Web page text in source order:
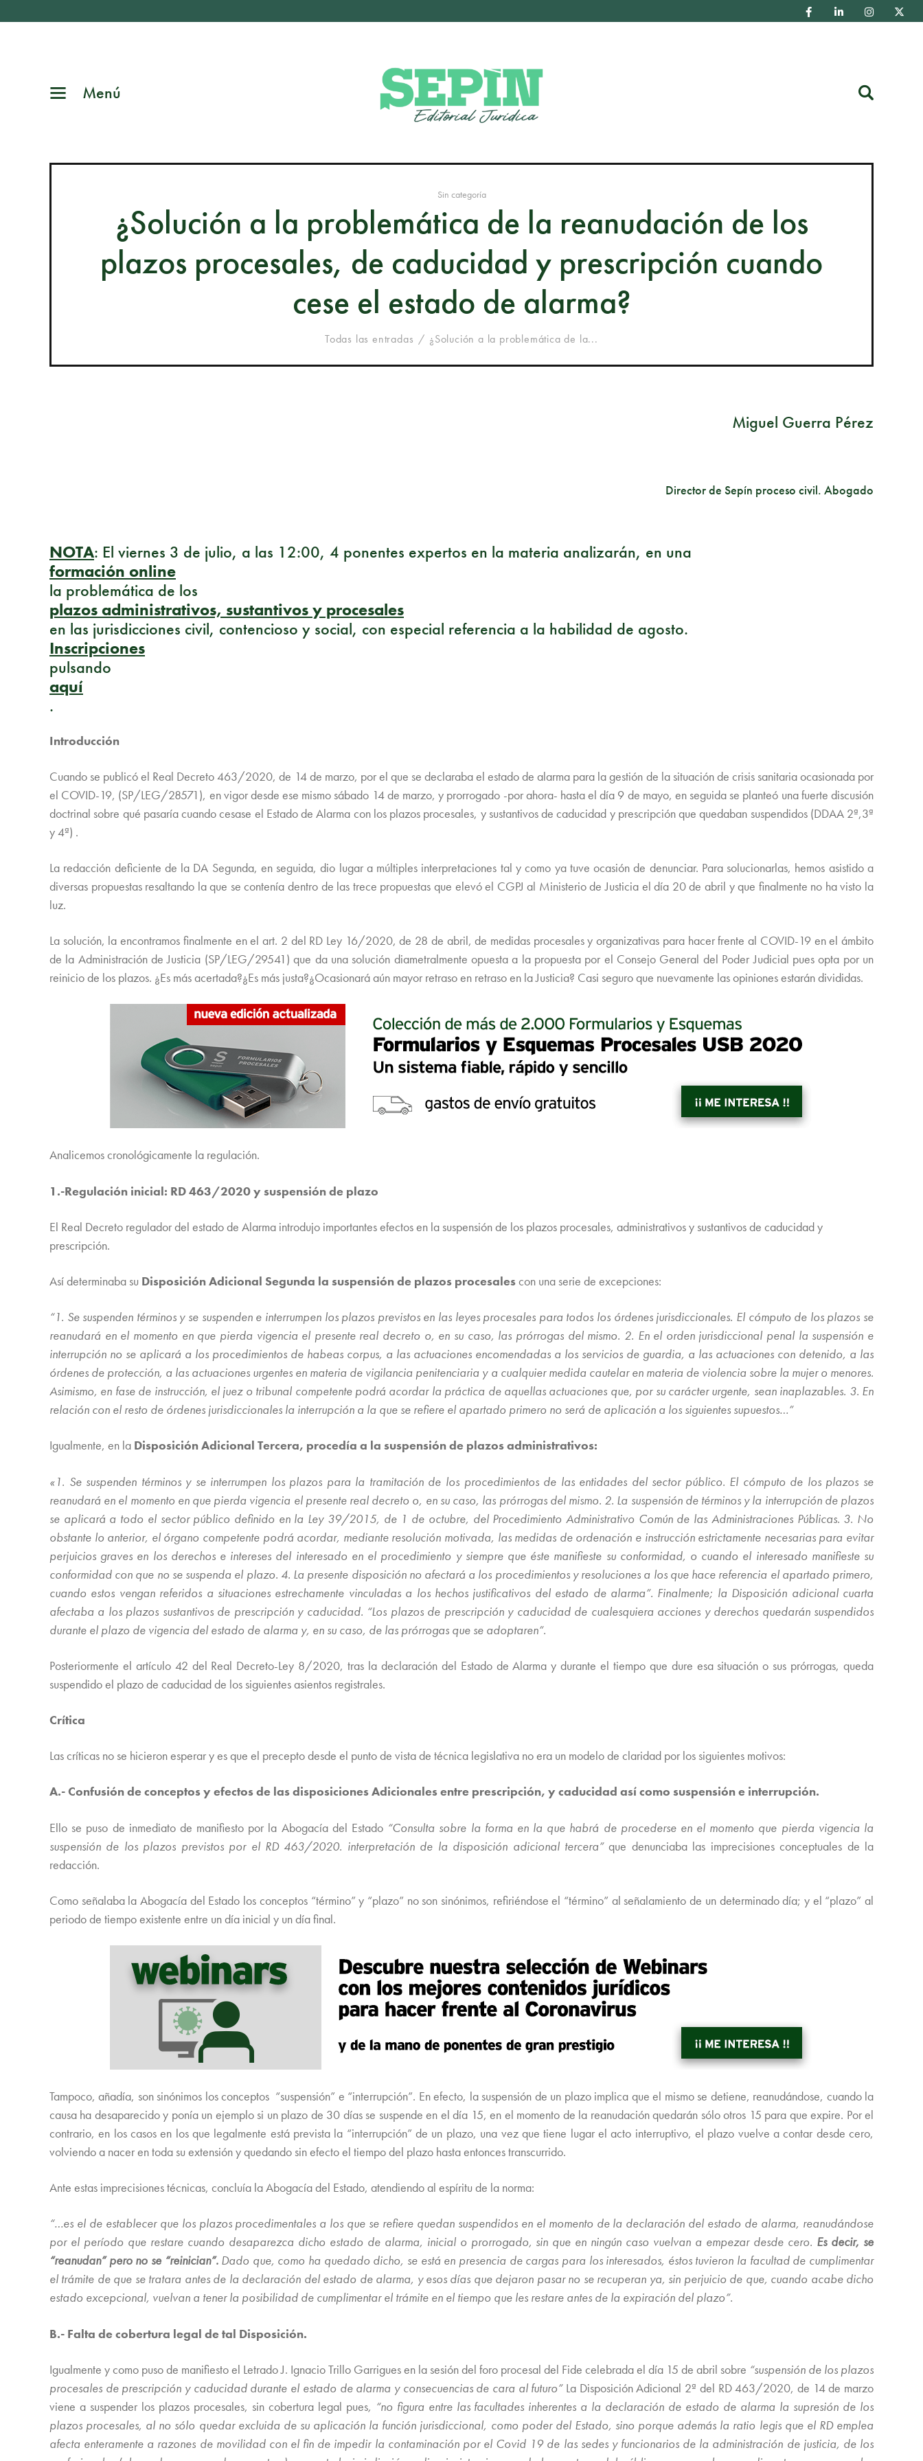
Menú
Sin categoría
¿Solución a la problemática de la reanudación de los
plazos procesales, de caducidad y prescripción cuando
cese el estado de alarma?
Todas las entradas ¿Solución a la problemática de la...
Miguel Guerra Pérez
Director de Sepín proceso civil. Abogado
NOTA: El viernes 3 de julio, a las 12:00, 4 ponentes expertos en la materia analizarán, en una
formación online
la problemática de los
plazos administrativos, sustantivos y procesales
en las jurisdicciones civil, contencioso y social, con especial referencia a la habilidad de agosto.
Inscripciones
pulsando
aquí
.
Introducción
Cuando se publicó el Real Decreto 463/2020, de 14 de marzo, por el que se declaraba el estado de alarma para la gestión de la situación de crisis sanitaria ocasionada por
el COVID-19, (SP/LEG/28571), en vigor desde ese mismo sábado 14 de marzo, y prorrogado -por ahora- hasta el día 9 de mayo, en seguida se planteó una fuerte discusión
doctrinal sobre qué pasaría cuando cesase el Estado de Alarma con los plazos procesales, y sustantivos de caducidad y prescripción que quedaban suspendidos (DDAA 2ª,3ª
y 4ª) .
La redacción deficiente de la DA Segunda, en seguida, dio lugar a múltiples interpretaciones tal y como ya tuve ocasión de denunciar. Para solucionarlas, hemos asistido a
diversas propuestas resaltando la que se contenía dentro de las trece propuestas que elevó el CGPJ al Ministerio de Justicia el día 20 de abril y que finalmente no ha visto la
luz.
La solución, la encontramos finalmente en el art. 2 del RD Ley 16/2020, de 28 de abril, de medidas procesales y organizativas para hacer frente al COVID-19 en el ámbito
de la Administración de Justicia (SP/LEG/29541) que da una solución diametralmente opuesta a la propuesta por el Consejo General del Poder Judicial pues opta por un
reinicio de los plazos. ¿Es más acertada?¿Es más justa?¿Ocasionará aún mayor retraso en retraso en la Justicia? Casi seguro que nuevamente las opiniones estarán divididas.
Analicemos cronológicamente la regulación.
1.-Regulación inicial: RD 463/2020 y suspensión de plazo
El Real Decreto regulador del estado de Alarma introdujo importantes efectos en la suspensión de los plazos procesales, administrativos y sustantivos de caducidad y
prescripción.
Así determinaba su Disposición Adicional Segunda la suspensión de plazos procesalescon una serie de excepciones:
“1. Se suspenden términos y se suspenden e interrumpen los plazos previstos en las leyes procesales para todos los órdenes jurisdiccionales. El cómputo de los plazos se
reanudará en el momento en que pierda vigencia el presente real decreto o, en su caso, las prórrogas del mismo. 2. En el orden jurisdiccional penal la suspensión e
interrupción no se aplicará a los procedimientos de habeas corpus, a las actuaciones encomendadas a los servicios de guardia, a las actuaciones con detenido, a las
órdenes de protección, a las actuaciones urgentes en materia de vigilancia penitenciaria y a cualquier medida cautelar en materia de violencia sobre la mujer o menores.
Asimismo, en fase de instrucción, el juez o tribunal competente podrá acordar la práctica de aquellas actuaciones que, por su carácter urgente, sean inaplazables. 3. En
relación con el resto de órdenes jurisdiccionales la interrupción a la que se refiere el apartado primero no será de aplicación a los siguientes supuestos…”
Igualmente, en la Disposición Adicional Tercera, procedía a la suspensión de plazos administrativos:
«1. Se suspenden términos y se interrumpen los plazos para la tramitación de los procedimientos de las entidades del sector público. El cómputo de los plazos se
reanudará en el momento en que pierda vigencia el presente real decreto o, en su caso, las prórrogas del mismo. 2. La suspensión de términos y la interrupción de plazos
se aplicará a todo el sector público definido en la Ley 39/2015, de 1 de octubre, del Procedimiento Administrativo Común de las Administraciones Públicas. 3. No
obstante lo anterior, el órgano competente podrá acordar, mediante resolución motivada, las medidas de ordenación e instrucción estrictamente necesarias para evitar
perjuicios graves en los derechos e intereses del interesado en el procedimiento y siempre que éste manifieste su conformidad, o cuando el interesado manifieste su
conformidad con que no se suspenda el plazo. 4. La presente disposición no afectará a los procedimientos y resoluciones a los que hace referencia el apartado primero,
cuando estos vengan referidos a situaciones estrechamente vinculadas a los hechos justificativos del estado de alarma”. Finalmente; la Disposición adicional cuarta
afectaba a los plazos sustantivos de prescripción y caducidad. “Los plazos de prescripción y caducidad de cualesquiera acciones y derechos quedarán suspendidos
durante el plazo de vigencia del estado de alarma y, en su caso, de las prórrogas que se adoptaren”.
Posteriormente el artículo 42 del Real Decreto-Ley 8/2020, tras la declaración del Estado de Alarma y durante el tiempo que dure esa situación o sus prórrogas, queda
suspendido el plazo de caducidad de los siguientes asientos registrales.
Crítica
Las críticas no se hicieron esperar y es que el precepto desde el punto de vista de técnica legislativa no era un modelo de claridad por los siguientes motivos:
A.- Confusión de conceptos y efectos de las disposiciones Adicionales entre prescripción, y caducidad así como suspensión e interrupción.
Ello se puso de inmediato de manifiesto por la Abogacía del Estado “Consulta sobre la forma en la que habrá de procederse en el momento que pierda vigencia la
suspensión de los plazos previstos por el RD 463/2020. interpretación de la disposición adicional tercera”que denunciaba las imprecisiones conceptuales de la
redacción.
Como señalaba la Abogacía del Estado los conceptos “término” y “plazo” no son sinónimos, refiriéndose el “término” al señalamiento de un determinado día; y el “plazo” al
periodo de tiempo existente entre un día inicial y un día final.
Tampoco, añadía, son sinónimos los conceptos “suspensión” e “interrupción”. En efecto, la suspensión de un plazo implica que el mismo se detiene, reanudándose, cuando la
causa ha desaparecido y ponía un ejemplo si un plazo de 30 días se suspende en el día 15, en el momento de la reanudación quedarán sólo otros 15 para que expire. Por el
contrario, en los casos en los que legalmente está prevista la “interrupción” de un plazo, una vez que tiene lugar el acto interruptivo, el plazo vuelve a contar desde cero,
volviendo a nacer en toda su extensión y quedando sin efecto el tiempo del plazo hasta entonces transcurrido.
Ante estas imprecisiones técnicas, concluía la Abogacía del Estado, atendiendo al espíritu de la norma:
“…es el de establecer que los plazos procedimentales a los que se refiere quedan suspendidos en el momento de la declaración del estado de alarma, reanudándose
por el período que restare cuando desaparezca dicho estado de alarma, inicial o prorrogado, sin que en ningún caso vuelvan a empezar desde cero. Es decir, se
“reanudan” pero no se “reinician”.Dado que, como ha quedado dicho, se está en presencia de cargas para los interesados, éstos tuvieron la facultad de cumplimentar
el trámite de que se tratara antes de la declaración del estado de alarma, y esos días que dejaron pasar no se recuperan ya, sin perjuicio de que, cuando acabe dicho
estado excepcional, vuelvan a tener la posibilidad de cumplimentar el trámite en el tiempo que les restare antes de la expiración del plazo”.
B.- Falta de cobertura legal de tal Disposición.
Igualmente y como puso de manifiesto el Letrado J. Ignacio Trillo Garrigues en la sesión del foro procesal del Fide celebrada el día 15 de abril sobre “suspensión de los plazos
procesales de prescripción y caducidad durante el estado de alarma y consecuencias de cara al futuro”La Disposición Adicional 2ª del RD 463/2020, de 14 de marzo
viene a suspender los plazos procesales, sin cobertura legal pues, “no figura entre las facultades inherentes a la declaración de estado de alarma la supresión de los
plazos procesales, al no sólo quedar excluida de su aplicación la función jurisdiccional, como poder del Estado, sino porque además la ratio legis que el RD emplea
afecta enteramente a razones de movilidad con el fin de impedir la contaminación por el Covid 19 de las sedes y funcionarios de la administración de justicia, de los